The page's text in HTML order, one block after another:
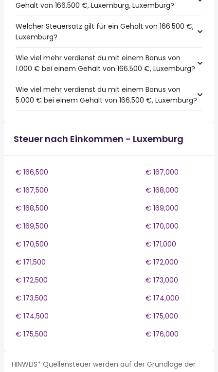
Gehalt von 166.500 €, Luxemburg, Luxemburg?
Welcher Steuersatz gilt für ein Gehalt von 166.500 €,
Luxemburg?
Wie viel mehr verdienst du mit einem Bonus von
1.000 € bei einem Gehalt von 166.500 €, Luxemburg?
Wie viel mehr verdienst du mit einem Bonus von
5.000 € bei einem Gehalt von 166.500 €, Luxemburg?
Steuer nach Einkommen - Luxemburg
€ 166,500
€ 167,000
€ 167,500
€ 168,000
€ 168,500
€ 169,000
€ 169,500
€ 170,000
€ 170,500
€ 171,000
€ 171,500
€ 172,000
€ 172,500
€ 173,000
€ 173,500
€ 174,000
€ 174,500
€ 175,000
€ 175,500
€ 176,000
HINWEIS* Quellensteuer werden auf der Grundlage der